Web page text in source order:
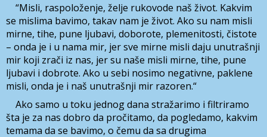
“Misli, raspoloženje, želje rukovode naš život. Kakvim
se mislima bavimo, takav nam je život. Ako su nam misli
mirne, tihe, pune ljubavi, doborote, plemenitosti, čistote
– onda je i u nama mir, jer sve mirne misli daju unutrašnji
mir koji zrači iz nas, jer su naše misli mirne, tihe, pune
ljubavi i dobrote. Ako u sebi nosimo negativne, paklene
misli, onda je i naš unutrašnji mir razoren.“
Ako samo u toku jednog dana stražarimo i filtriramo
šta je za nas dobro da pročitamo, da pogledamo, kakvim
temama da se bavimo, o čemu da sa drugima